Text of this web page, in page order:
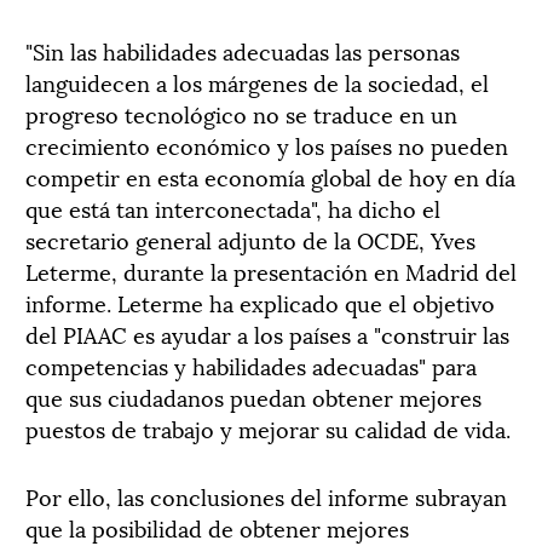
"Sin las habilidades adecuadas las personas
languidecen a los márgenes de la sociedad, el
progreso tecnológico no se traduce en un
crecimiento económico y los países no pueden
competir en esta economía global de hoy en día
que está tan interconectada", ha dicho el
secretario general adjunto de la OCDE, Yves
Leterme, durante la presentación en Madrid del
informe. Leterme ha explicado que el objetivo
del PIAAC es ayudar a los países a "construir las
competencias y habilidades adecuadas" para
que sus ciudadanos puedan obtener mejores
puestos de trabajo y mejorar su calidad de vida.
Por ello, las conclusiones del informe subrayan
que la posibilidad de obtener mejores